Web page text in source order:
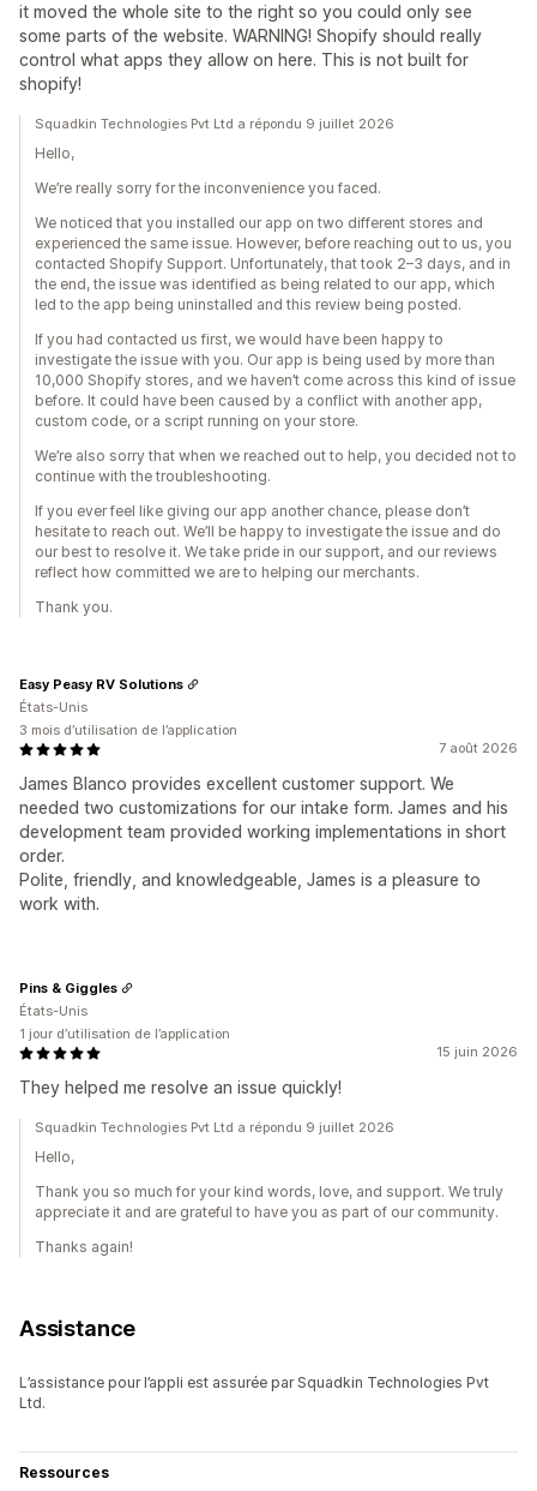
it moved the whole site to the right so you could only see
some parts of the website. WARNING! Shopify should really
control what apps they allow on here. This is not built for
shopify!
Squadkin Technologies Pvt Ltd a répondu 9 juillet 2026
Hello,
We’re really sorry for the inconvenience you faced.
We noticed that you installed our app on two different stores and
experienced the same issue. However, before reaching out to us, you
contacted Shopify Support. Unfortunately, that took 2–3 days, and in
the end, the issue was identified as being related to our app, which
led to the app being uninstalled and this review being posted.
If you had contacted us first, we would have been happy to
investigate the issue with you. Our app is being used by more than
10,000 Shopify stores, and we haven’t come across this kind of issue
before. It could have been caused by a conflict with another app,
custom code, or a script running on your store.
We’re also sorry that when we reached out to help, you decided not to
continue with the troubleshooting.
If you ever feel like giving our app another chance, please don’t
hesitate to reach out. We’ll be happy to investigate the issue and do
our best to resolve it. We take pride in our support, and our reviews
reflect how committed we are to helping our merchants.
Thank you.
7 août 2026
James Blanco provides excellent customer support. We
needed two customizations for our intake form. James and his
development team provided working implementations in short
order.
Polite, friendly, and knowledgeable, James is a pleasure to
work with.
Easy Peasy RV Solutions
États-Unis
3 mois d’utilisation de l’application
15 juin 2026
They helped me resolve an issue quickly!
Pins & Giggles
États-Unis
1 jour d’utilisation de l’application
Squadkin Technologies Pvt Ltd a répondu 9 juillet 2026
Hello,
Thank you so much for your kind words, love, and support. We truly
appreciate it and are grateful to have you as part of our community.
Thanks again!
Assistance
L’assistance pour l’appli est assurée par Squadkin Technologies Pvt
Ltd.
Ressources